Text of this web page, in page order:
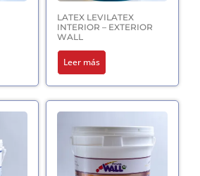
LATEX LEVILATEX
INTERIOR – EXTERIOR
WALL
Leer más